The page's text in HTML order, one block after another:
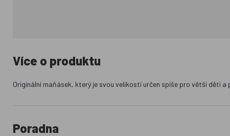
Více o produktu
Originální maňásek, který je svou velikostí určen spíše pro větší děti
Poradna